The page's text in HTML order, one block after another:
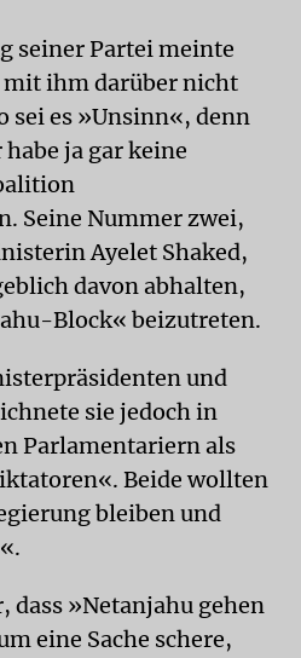
seiner Partei meinte
mit ihm darüber nicht
sei es »Unsinn«, denn
ja gar keine
Seine Nummer zwei,
Ayelet Shaked,
davon abhalten,
Block« beizutreten.
und
sie jedoch in
Parlamentariern als
Beide wollten
bleiben und
dass »Netanjahu gehen
eine Sache schere,